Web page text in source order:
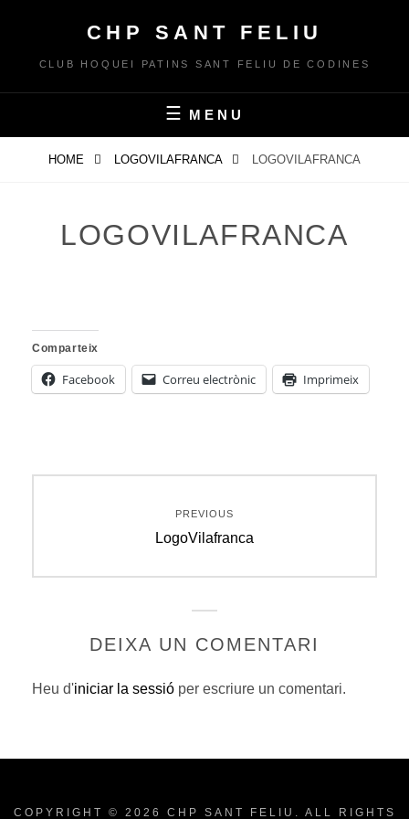
content
CHP SANT FELIU
CLUB HOQUEI PATINS SANT FELIU DE CODINES
MENU
HOME LOGOVILAFRANCA LOGOVILAFRANCA
LOGOVILAFRANCA
Comparteix
Facebook Correu electrònic Imprimeix
PREVIOUS
Previous
LogoVilafranca
DEIXA UN COMENTARI
Heu d'iniciar la sessió per escriure un comentari.
COPYRIGHT © 2026 CHP SANT FELIU . ALL RIGHTS